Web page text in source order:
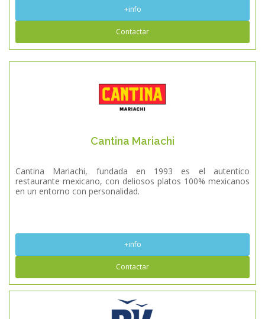
+info
Contactar
Cantina Mariachi
Cantina Mariachi, fundada en 1993 es el autentico
restaurante mexicano, con deliosos platos 100% mexicanos
en un entorno con personalidad.
+info
Contactar